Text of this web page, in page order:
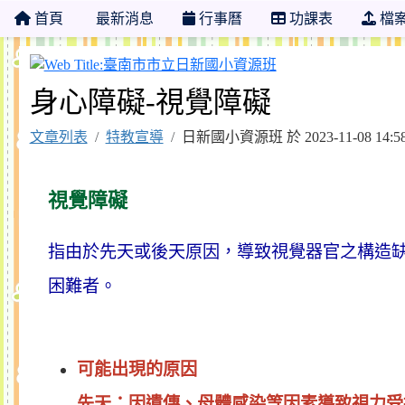
首頁 最新消息 行事曆 功課表 檔
臺南市市立日新國
身心障礙-視覺障礙
文章列表 特教宣導 日新國小資源班 於 2023-11-08
視覺障礙
指由於先天或後天原因，導致視覺器官之構造
困難者。
可能出現的原因